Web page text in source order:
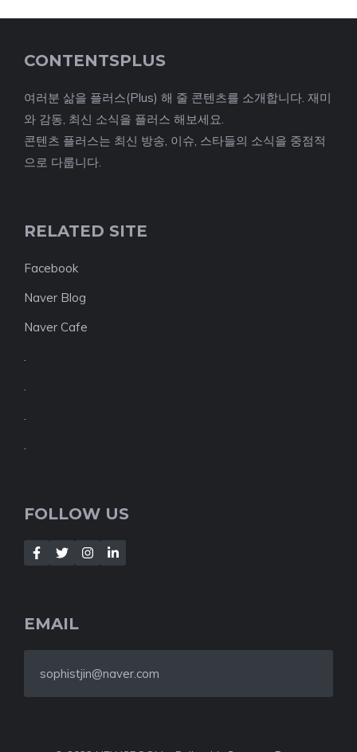
CONTENTSPLUS
여러분 삶을 플러스(Plus) 해 줄 콘텐츠를 소개합니다. 재미
와 감동, 최신 소식을 플러스 해보세요.
콘텐츠 플러스는 최신 방송, 이슈, 스타들의 소식을 중점적
으로 다룹니다.
RELATED SITE
Facebook
Naver Blog
Naver Cafe
.
.
.
.
FOLLOW US
EMAIL
sophistjin@naver.com